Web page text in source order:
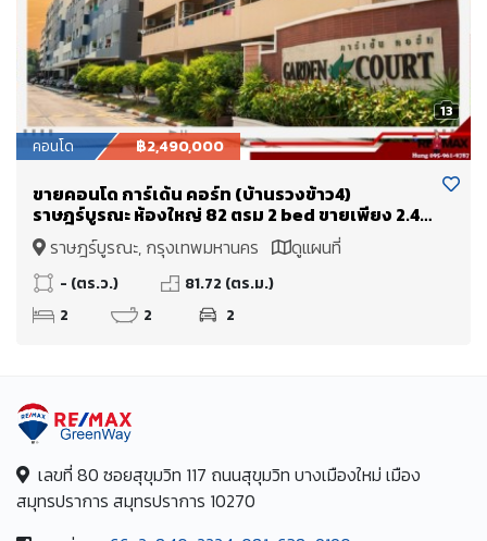
13
คอนโด ฿2,490,000
ขายคอนโด การ์เด้น คอร์ท (บ้านรวงข้าว4)
ราษฎร์บูรณะ ห้องใหญ่ 82 ตรม 2 bed ขายเพียง 2.49
Mb. ใกล้ทางด่วนพระราม 3 เข้าเมืองไม่เกิน 15 นาที
ราษฎร์บูรณะ, กรุงเทพมหานคร ดูแผนที่
- (ตร.ว.)
81.72 (ตร.ม.)
2
2 2
เลขที่ 80 ซอยสุขุมวิท 117 ถนนสุขุมวิท บางเมืองใหม่ เมือง
สมุทรปราการ สมุทรปราการ 10270